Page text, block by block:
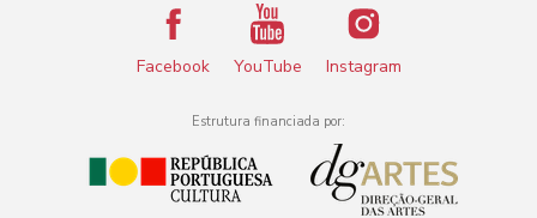
Facebook YouTube Instagram
Estrutura financiada por: